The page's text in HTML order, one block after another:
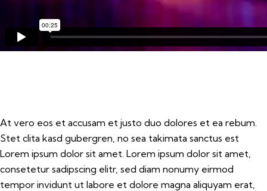
At vero eos et accusam et justo duo dolores et ea rebum.
Stet clita kasd gubergren, no sea takimata sanctus est
Lorem ipsum dolor sit amet. Lorem ipsum dolor sit amet,
consetetur sadipscing elitr, sed diam nonumy eirmod
tempor invidunt ut labore et dolore magna aliquyam erat,